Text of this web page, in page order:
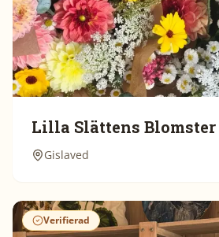
Lilla Slättens Blomster
Gislaved
Verifierad